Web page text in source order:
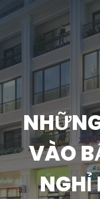
Skip
to
content
VÀO
NGHỈ